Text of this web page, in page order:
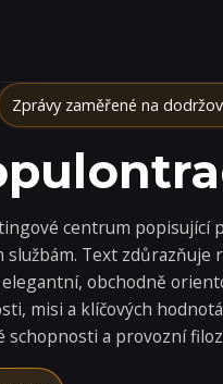
Zprávy zaměřené na
centrum popisující
Text zdůrazňuje
obchodně
misi a klíčových
a provozní